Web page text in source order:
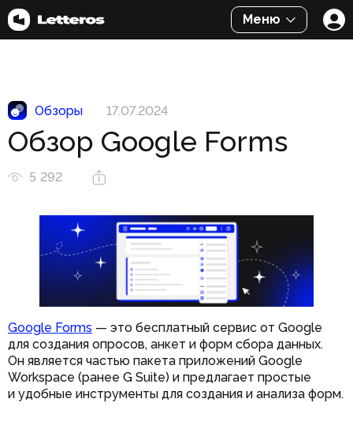
Меню
Обзоры 17.07.2024
Обзор Google Forms
5 292
Google Forms — это бесплатный сервис от Google
для создания опросов, анкет и форм сбора данных.
Он является частью пакета приложений Google
Workspace (ранее G Suite) и предлагает простые
и удобные инструменты для создания и анализа форм.